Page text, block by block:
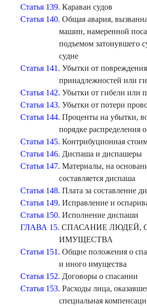
Статья 139. Караван судов
Статья 140. Общая авария,
машин, намеренной
подъемом затонувшего
судне
Статья 141. Убытки от
принадлежностей или
Статья 142. Убытки от гибели или
Статья 143. Убытки от потери
Статья 144. Проценты на убытки,
порядке распределения
Статья 145. Контрибуционная
Статья 146. Диспаша и диспашеры
Статья 147. Материалы, на
составляется диспаша
Статья 148. Плата за составление
Статья 149. Исправление и
Статья 150. Исполнение диспаши
ГЛАВА 15. СПАСАНИЕ ЛЮДЕЙ,
ИМУЩЕСТВА
Статья 151. Общие положения о
и иного имущества
Статья 152. Договоры о спасании
Статья 153. Расходы лица,
специальная